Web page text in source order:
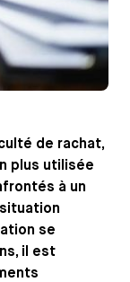
de rachat,
plus utilisée
à un
se
il est